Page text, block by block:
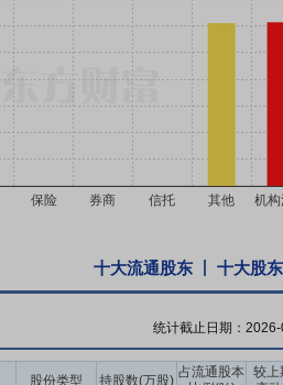
十大流通股东 十大股东
统计截止日期：
股份类型 持股数(万股)
占流通股本 较上